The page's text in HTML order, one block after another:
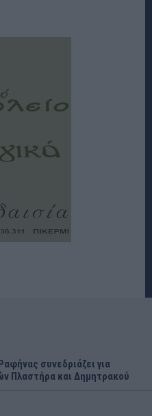
συνεδριάζει για
Πλαστήρα και Δημητρακού